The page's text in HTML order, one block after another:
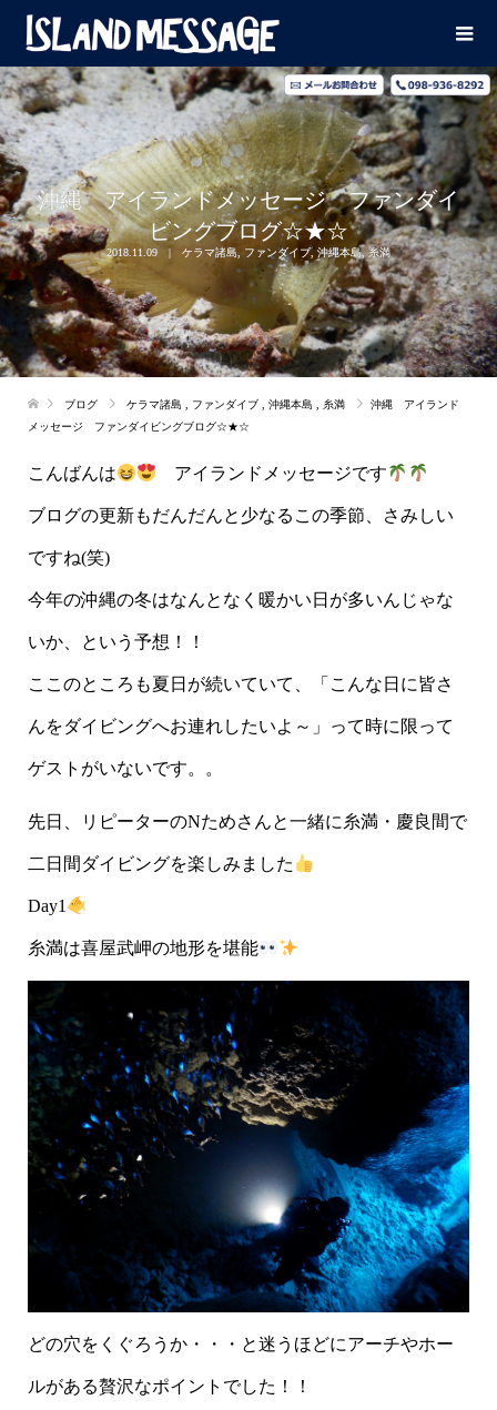
沖縄 アイランドメッセージ ファンダイ
ビングブログ☆★☆
2018.11.09 ケラマ諸島 ,ファンダイブ,沖縄本島,糸満
ブログ ケラマ諸島 ファンダイブ 沖縄本島 糸満
沖縄 アイランド
メッセージ ファンダイビングブログ☆★☆
こんばんは アイランドメッセージです
ブログの更新もだんだんと少なるこの季節、さみしい
ですね(笑)
今年の沖縄の冬はなんとなく暖かい日が多いんじゃな
いか、という予想！！
ここのところも夏日が続いていて、「こんな日に皆さ
んをダイビングへお連れしたいよ～」って時に限って
ゲストがいないです。。
先日、リピーターのNためさんと一緒に糸満・慶良間で
二日間ダイビングを楽しみました
Day1
糸満は喜屋武岬の地形を堪能
どの穴をくぐろうか・・・と迷うほどにアーチやホー
ルがある贅沢なポイントでした！！